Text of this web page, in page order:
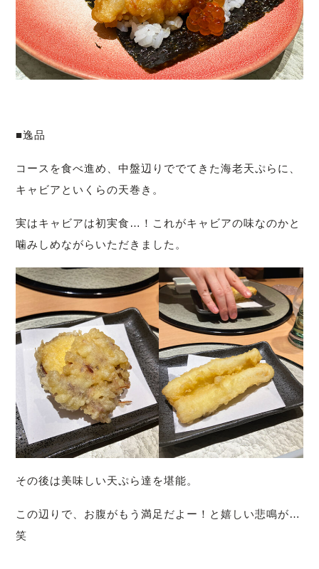
■逸品
コースを食べ進め、中盤辺りででてきた海老天ぷらに、
キャビアといくらの天巻き。
実はキャビアは初実食…！これがキャビアの味なのかと
噛みしめながらいただきました。
その後は美味しい天ぷら達を堪能。
この辺りで、お腹がもう満足だよー！と嬉しい悲鳴が…
笑